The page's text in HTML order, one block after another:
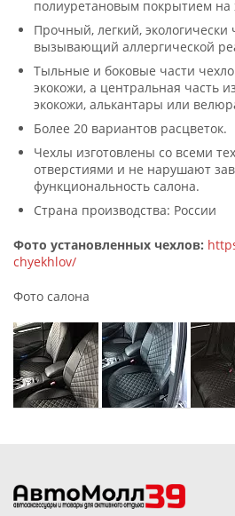
полиуретановым покрытием на
Прочный, легкий,
вызывающий аллергической
Тыльные и боковые части
экокожи, а центральная часть
экокожи, алькантары или
Более 20 вариантов расцветок.
Чехлы изготовлены со всеми
отверстиями и не нарушают
функциональность салона.
Страна производства: России
Фото установленных чехлов:
chyekhlov/
Фото салона